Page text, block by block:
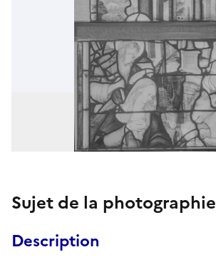
Sujet de la photographie
Description